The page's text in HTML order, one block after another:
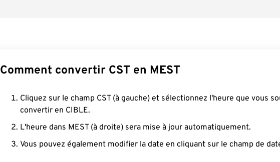
Comment convertir CST en MEST
Cliquez sur le champ CST (à gauche) et sélectionnez l'heure que vous
convertir en CIBLE.
L'heure dans MEST (à droite) sera mise à jour automatiquement.
Vous pouvez également modifier la date en cliquant sur le champ de